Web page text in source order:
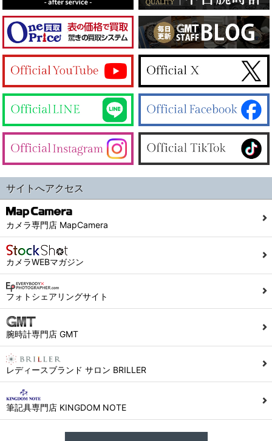
サイトへアクセス
カメラ専門店 MapCamera
カメラWEBマガジン
フォトシェアリングサイト
腕時計専門店 GMT
レディースブランド サロン BRILLER
筆記具専門店 KINGDOM NOTE